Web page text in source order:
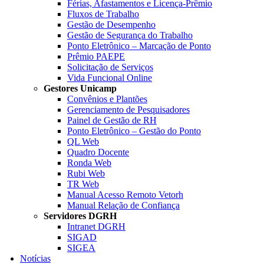
Férias, Afastamentos e Licença-Prêmio
Fluxos de Trabalho
Gestão de Desempenho
Gestão de Segurança do Trabalho
Ponto Eletrônico – Marcação de Ponto
Prêmio PAEPE
Solicitação de Serviços
Vida Funcional Online
Gestores Unicamp
Convênios e Plantões
Gerenciamento de Pesquisadores
Painel de Gestão de RH
Ponto Eletrônico – Gestão do Ponto
QL Web
Quadro Docente
Ronda Web
Rubi Web
TR Web
Manual Acesso Remoto Vetorh
Manual Relação de Confiança
Servidores DGRH
Intranet DGRH
SIGAD
SIGEA
Notícias